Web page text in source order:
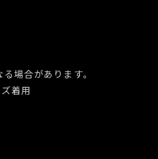
場合があります。
着用